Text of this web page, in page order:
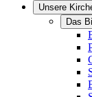
Unsere
Das